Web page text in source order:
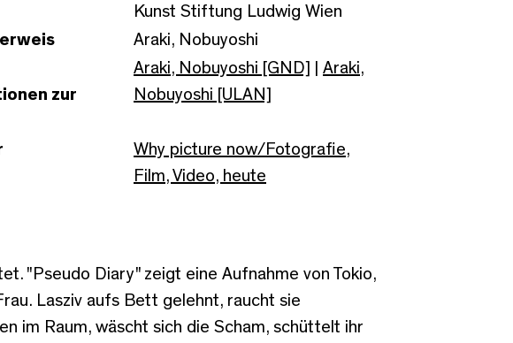
Kunst Stiftung Ludwig Wien
Araki, Nobuyoshi
zur
Araki, Nobuyoshi [GND]
Araki,
Nobuyoshi [ULAN]
Why picture now/Fotografie,
Film, Video, heute
"Pseudo Diary" zeigt eine Aufnahme von Tokio,
Lasziv aufs Bett gelehnt, raucht sie
im Raum, wäscht sich die Scham, schüttelt ihr